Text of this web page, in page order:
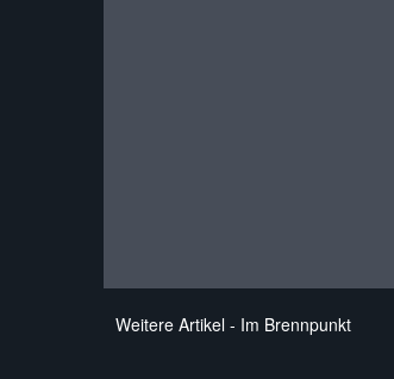
Weitere Artikel - Im Brennpunkt